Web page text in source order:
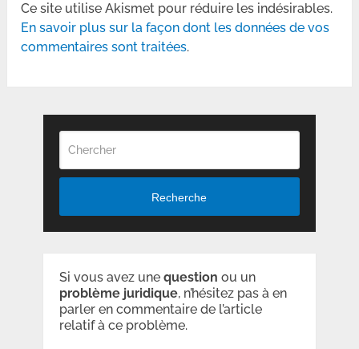
Ce site utilise Akismet pour réduire les indésirables.
En savoir plus sur la façon dont les données de vos
commentaires sont traitées.
Recherche
Si vous avez une question ou un
problème juridique, n’hésitez pas à en
parler en commentaire de l’article
relatif à ce problème.